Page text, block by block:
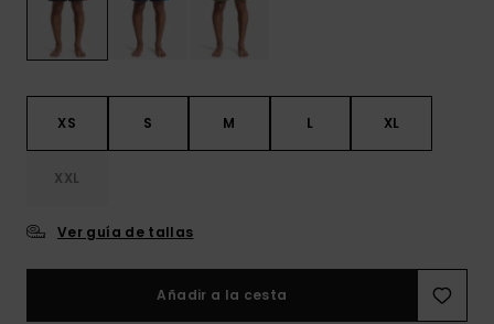
XS S M L XL
XXL
Ver guía de tallas
Añadir a la cesta